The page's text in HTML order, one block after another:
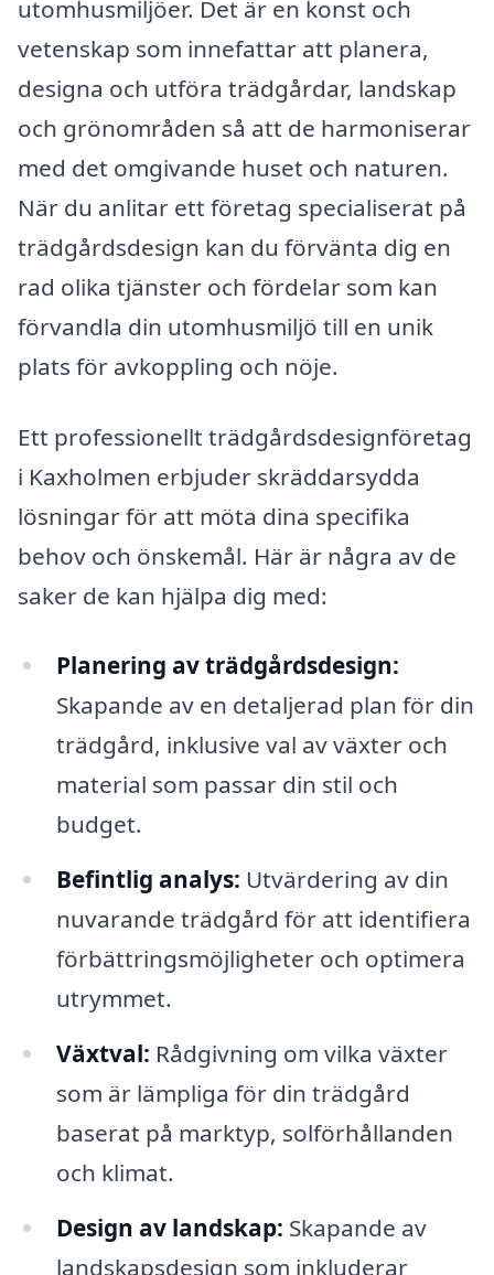
utomhusmiljöer. Det är en konst och
vetenskap som innefattar att planera,
designa och utföra trädgårdar, landskap
och grönområden så att de harmoniserar
med det omgivande huset och naturen.
När du anlitar ett företag specialiserat på
trädgårdsdesign kan du förvänta dig en
rad olika tjänster och fördelar som kan
förvandla din utomhusmiljö till en unik
plats för avkoppling och nöje.
Ett professionellt trädgårdsdesignföretag
i Kaxholmen erbjuder skräddarsydda
lösningar för att möta dina specifika
behov och önskemål. Här är några av de
saker de kan hjälpa dig med:
Planering av trädgårdsdesign:
Skapande av en detaljerad plan för din
trädgård, inklusive val av växter och
material som passar din stil och
budget.
Befintlig analys: Utvärdering av din
nuvarande trädgård för att identifiera
förbättringsmöjligheter och optimera
utrymmet.
Växtval: Rådgivning om vilka växter
som är lämpliga för din trädgård
baserat på marktyp, solförhållanden
och klimat.
Design av landskap: Skapande av
landskapsdesign som inkluderar